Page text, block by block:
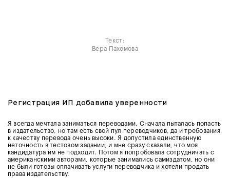
Текст:
Вера Пахомова
Регистрация ИП добавила уверенности
Я всегда мечтала заниматься переводами. Сначала пыталась попасть
в издательство, но там есть свой пул переводчиков, да и требования
к качеству перевода очень высоки. Я допустила единственную
неточность в тестовом задании, и мне сразу сказали, что моя
кандидатура им не подходит. Потом я попробовала сотрудничать с
американскими авторами, которые занимались самиздатом, но они
не были готовы оплачивать услуги переводчика и хотели продать
права издательству.